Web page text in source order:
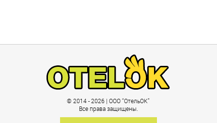
© 2014 - 2026 | ООО “ОтельОК”
Все права защищены.